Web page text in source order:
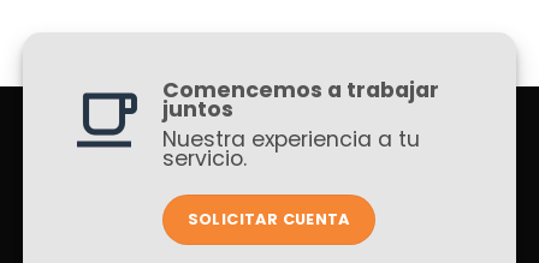
Comencemos a trabajar
juntos
Nuestra experiencia a tu
servicio.
SOLICITAR CUENTA